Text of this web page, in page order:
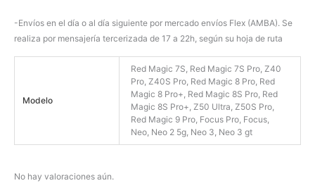
-Envíos en el día o al día siguiente por mercado envíos Flex (AMBA). Se
realiza por mensajería tercerizada de 17 a 22h, según su hoja de ruta
Modelo
Red Magic 7S, Red Magic 7S Pro, Z40
Pro, Z40S Pro, Red Magic 8 Pro, Red
Magic 8 Pro+, Red Magic 8S Pro, Red
Magic 8S Pro+, Z50 Ultra, Z50S Pro,
Red Magic 9 Pro, Focus Pro, Focus,
Neo, Neo 2 5g, Neo 3, Neo 3 gt
No hay valoraciones aún.